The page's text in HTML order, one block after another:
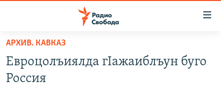
упрощенного
доступа
Вернуться
ПОДКАСТЫ
АРХИВ. КАВКАЗ
Евроцолъиялда гIажаиблъун буго
Россия